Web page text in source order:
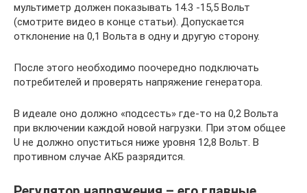
мультиметр должен показывать 14.3 -15,5 Вольт
(смотрите видео в конце статьи). Допускается
отклонение на 0,1 Вольта в одну и другую сторону.
После этого необходимо поочередно подключать
потребителей и проверять напряжение генератора.
В идеале оно должно «подсесть» где-то на 0,2 Вольта
при включении каждой новой нагрузки. При этом общее
U не должно опуститься ниже уровня 12,8 Вольт. В
противном случае АКБ разрядится.